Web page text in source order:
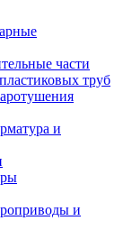
части
труб
и
и